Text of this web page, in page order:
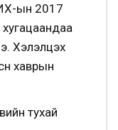
ын 2017
Хэлэлцэх
хаврын
тухай